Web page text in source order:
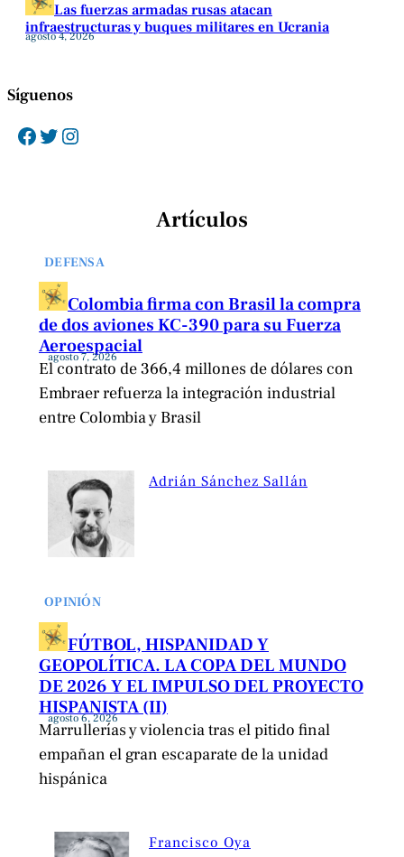
Las fuerzas armadas rusas atacan
infraestructuras y buques militares en Ucrania
agosto 4, 2026
Síguenos
Facebook Twitter Instagram
Artículos
DEFENSA
Colombia firma con Brasil la compra
de dos aviones KC-390 para su Fuerza
Aeroespacial
agosto 7, 2026
El contrato de 366,4 millones de dólares con
Embraer refuerza la integración industrial
entre Colombia y Brasil
Adrián Sánchez Sallán
OPINIÓN
FÚTBOL, HISPANIDAD Y
GEOPOLÍTICA. LA COPA DEL MUNDO
DE 2026 Y EL IMPULSO DEL PROYECTO
HISPANISTA (II)
agosto 6, 2026
Marrullerías y violencia tras el pitido final
empañan el gran escaparate de la unidad
hispánica
Francisco Oya